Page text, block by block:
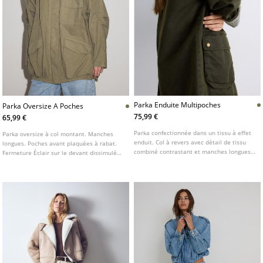
Parka Oversize A Poches
65,99 €
Parka oversize à col montant. Manches
longues. Poches avant plaquées à rabat.
Fermeture Éclair sur le devant dissimulée
Parka Enduite Multipoches
75,99 €
Parka confectionnée dans un tissu à effet
enduit. Col à revers avec détail de tissu
combiné contrastant et manches longues.